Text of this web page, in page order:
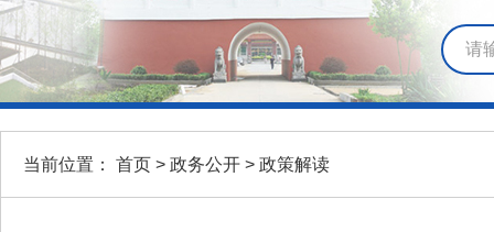
当前位置： 首页 > 政务公开 > 政策解读